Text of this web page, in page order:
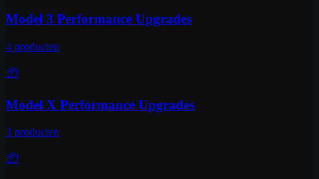
Model 3 Performance Upgrades
4 producten
📦
Model X Performance Upgrades
3 producten
📦